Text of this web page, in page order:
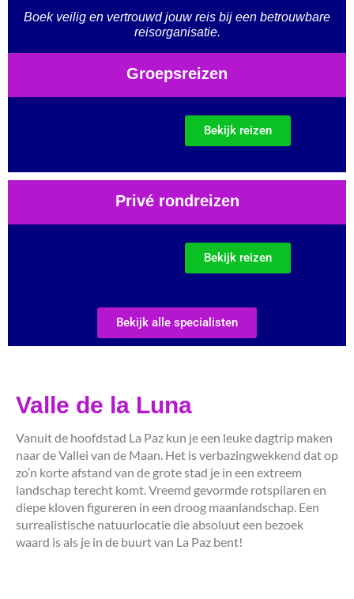
Boek veilig en vertrouwd jouw reis bij een betrouwbare
reisorganisatie.
Groepsreizen
Bekijk reizen
Privé rondreizen
Bekijk reizen
Bekijk alle specialisten
Valle de la Luna
Vanuit de hoofdstad La Paz kun je een leuke dagtrip maken
naar de Vallei van de Maan. Het is verbazingwekkend dat op
zo’n korte afstand van de grote stad je in een extreem
landschap terecht komt. Vreemd gevormde rotspilaren en
diepe kloven figureren in een droog maanlandschap. Een
surrealistische natuurlocatie die absoluut een bezoek
waard is als je in de buurt van La Paz bent!